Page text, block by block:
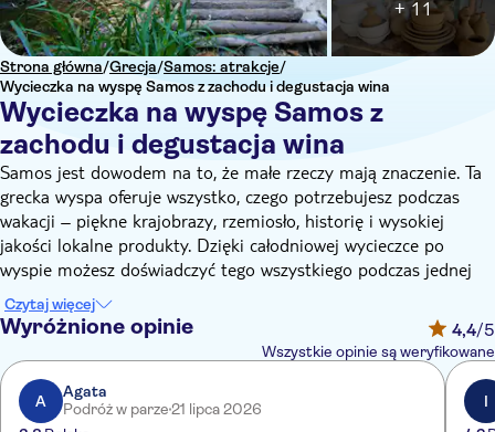
Strona główna/Grecja/Samos: atrakcje/
Wycieczka na wyspę Samos z zachodu i degustacja wina
Wycieczka na wyspę Samos z
zachodu i degustacja wina
+ 11
Samos jest dowodem na to, że małe rzeczy mają znaczenie. Ta
grecka wyspa oferuje wszystko, czego potrzebujesz podczas
wakacji – piękne krajobrazy, rzemiosło, historię i wysokiej
jakości lokalne produkty. Dzięki całodniowej wycieczce po
wyspie możesz doświadczyć tego wszystkiego podczas jednej
podróży. Najważniejsze atrakcje obejmują świątynię Hery i
wioskę Pythagorio, a także wizyty w tłoczni oliwy i wytwórni
wina.
Rozpoczniesz dzień od wizyty w tradycyjnej tłoczni oliwy z
oliwek, aby zobaczyć, jak powstaje produkt końcowy, a
następnie weźmiesz udział w warsztatach ceramicznych
Czytaj więcej
Wyróżnione opinie 4,4/5
Wszystkie opinie są weryfikowane
A
Agata
Podróż w parze21 lipca 2026
I